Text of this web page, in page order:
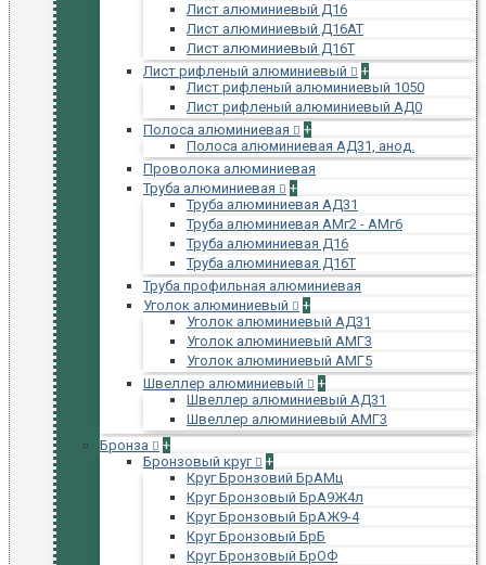
Лист алюминиевый Д16
Лист алюминиевый Д16АТ
Лист алюминиевый Д16Т
Лист рифленый алюминиевый
+
Лист рифленый алюминиевый 1050
Лист рифленый алюминиевый АД0
Полоса алюминиевая
+
Полоса алюминиевая АД31, анод.
Проволока алюминиевая
Труба алюминиевая
+
Труба алюминиевая АД31
Труба алюминиевая АМг2 - АМг6
Труба алюминиевая Д16
Труба алюминиевая Д16Т
Труба профильная алюминиевая
Уголок алюминиевый
+
Уголок алюминиевый АД31
Уголок алюминиевый АМГ3
Уголок алюминиевый АМГ5
Швеллер алюминиевый
+
Швеллер алюминиевый АД31
Швеллер алюминиевый АМГ3
Бронза
+
Бронзовый круг
+
Круг Бронзовий БрАМц
Круг Бронзовый БрА9Ж4л
Круг Бронзовый БрАЖ9-4
Круг Бронзовый БрБ
Круг Бронзовый БрОФ